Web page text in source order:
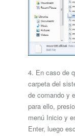
4. En caso de
carpeta del
de comando y
para ello,
menú Inicio y
Enter, luego